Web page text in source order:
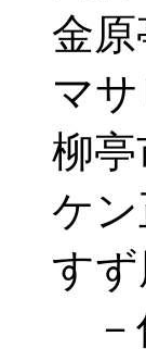
金原
マ
柳亭
ケン
す
－